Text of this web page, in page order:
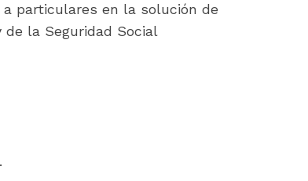
particulares en la solución de
la Seguridad Social